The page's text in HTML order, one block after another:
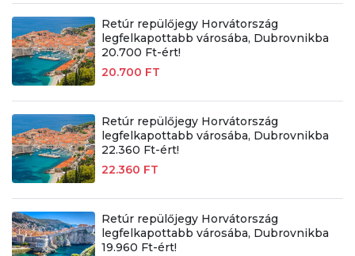
Retúr repülőjegy Horvátország
legfelkapottabb városába, Dubrovnikba
20.700 Ft-ért!
20.700 FT
Retúr repülőjegy Horvátország
legfelkapottabb városába, Dubrovnikba
22.360 Ft-ért!
22.360 FT
Retúr repülőjegy Horvátország
legfelkapottabb városába, Dubrovnikba
19.960 Ft-ért!